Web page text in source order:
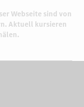
Webseite sind von
Aktuell kursieren